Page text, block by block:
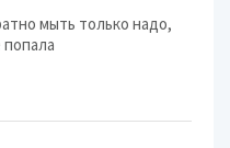
мыть только надо,